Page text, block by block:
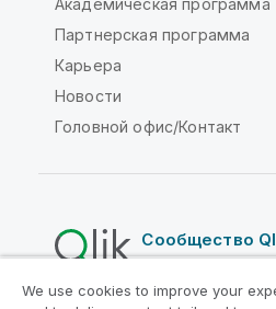
Академическая программа
Партнерская программа
Карьера
Новости
Головной офис/Контакт
Сообщество
Юридические соглашения
We use cookies to improve your